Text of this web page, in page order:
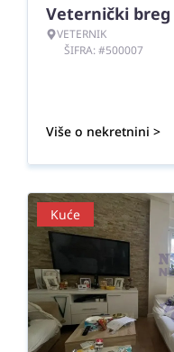
Veternički breg
VETERNIK
ŠIFRA: #500007
Više o nekretnini >
Kuće